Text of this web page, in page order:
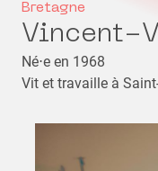
Bretagne
Vincent-
Né⋅e en 1968
Vit et travaille à